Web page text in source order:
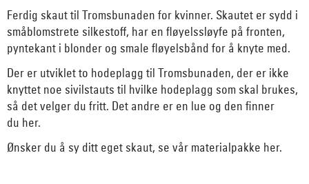
Ferdig skaut til Tromsbunaden for kvinner. Skautet er sydd i
småblomstrete silkestoff, har en fløyelssløyfe på fronten,
pyntekant i blonder og smale fløyelsbånd for å knyte med.
Der er utviklet to hodeplagg til Tromsbunaden, der er ikke
knyttet noe sivilstauts til hvilke hodeplagg som skal brukes,
så det velger du fritt. Det andre er en lue og den finner
du her.
Ønsker du å sy ditt eget skaut, se vår materialpakke her.